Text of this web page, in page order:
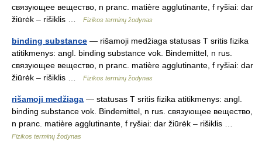
связующее вещество, n pranc. matière agglutinante, f ryšiai: dar
žiūrėk – rišiklis …
Fizikos terminų žodynas
binding substance — rišamoji medžiaga statusas T sritis fizika
atitikmenys: angl. binding substance vok. Bindemittel, n rus.
связующее вещество, n pranc. matière agglutinante, f ryšiai: dar
žiūrėk – rišiklis …
Fizikos terminų žodynas
rišamoji medžiaga — statusas T sritis fizika atitikmenys: angl.
binding substance vok. Bindemittel, n rus. связующее вещество,
n pranc. matière agglutinante, f ryšiai: dar žiūrėk – rišiklis …
Fizikos terminų žodynas